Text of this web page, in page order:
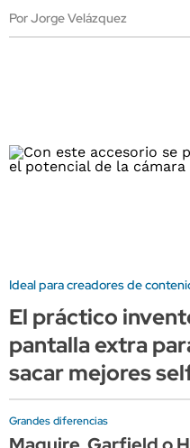
Por Jorge Velázquez
Ideal para creadores de
El práctico
pantalla extra
sacar mejores
Grandes diferencias